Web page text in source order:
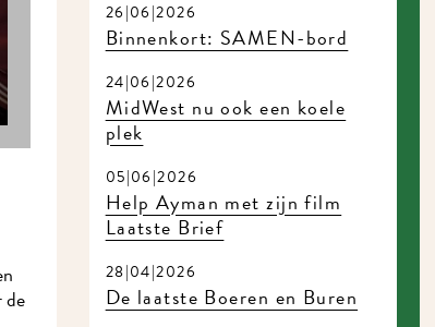
de
26|06|2026
Binnenkort: SAMEN-bord
24|06|2026
MidWest nu ook een koele
plek
05|06|2026
Help Ayman met zijn film
Laatste Brief
28|04|2026
De laatste Boeren en Buren